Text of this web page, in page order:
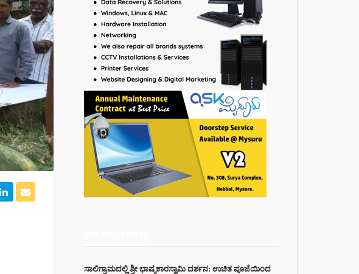
ಸಾಲಿಗ್ರಾಮದಲ್ಲಿ ಶ್ರೀ ಭಾಷ್ಯಕಾರಸ್ವಾಮಿ ದರ್ಶನ: ಉಚಿತ ಪೂಜೆಯಿಂದ